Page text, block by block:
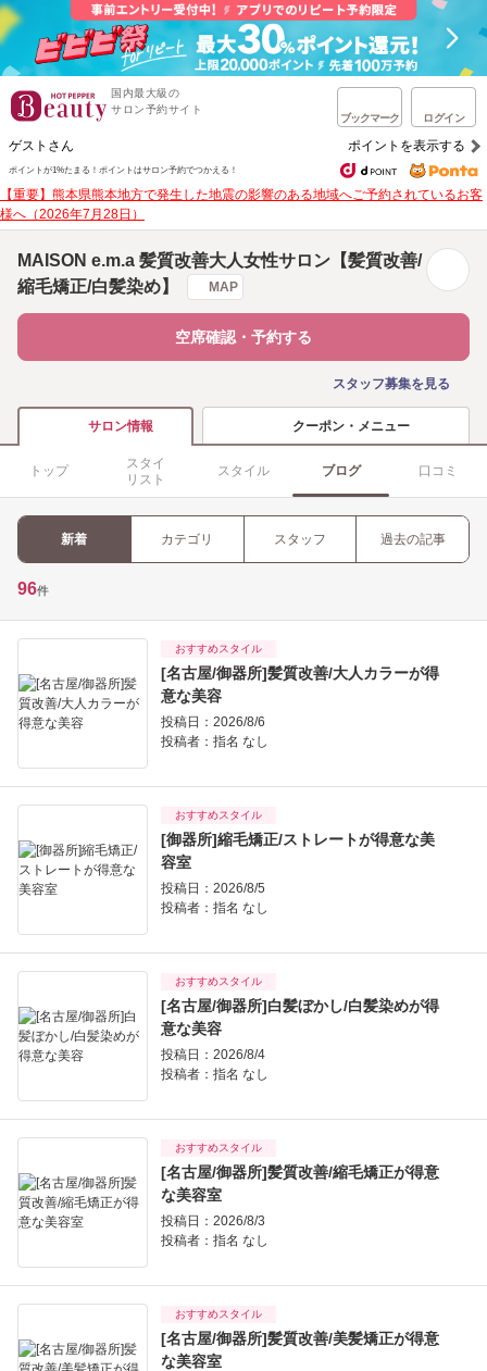
国内最大級の
サロン予約サイト
ブックマーク ログイン
ゲストさん ポイントを表示する
ポイントが1%たまる！ ポイントはサロン予約でつかえる！
【重要】熊本県熊本地方で発生した地震の影響のある地域へご予約されているお客
様へ（2026年7月28日）
MAISON e.m.a 髪質改善大人女性サロン【髪質改善/
縮毛矯正/白髪染め】
MAP
空席確認・予約する
スタッフ募集を見る
サロン情報 クーポン・メニュー
トップ
スタイ
リスト
スタイル ブログ 口コミ
新着 カテゴリ スタッフ 過去の記事
96件
おすすめスタイル
[名古屋/御器所]髪質改善/大人カラーが得
意な美容
投稿日：2026/8/6
投稿者： 指名 なし
おすすめスタイル
[御器所]縮毛矯正/ストレートが得意な美
容室
投稿日：2026/8/5
投稿者： 指名 なし
おすすめスタイル
[名古屋/御器所]白髪ぼかし/白髪染めが得
意な美容
投稿日：2026/8/4
投稿者： 指名 なし
おすすめスタイル
[名古屋/御器所]髪質改善/縮毛矯正が得意
な美容室
投稿日：2026/8/3
投稿者： 指名 なし
おすすめスタイル
[名古屋/御器所]髪質改善/美髪矯正が得意
な美容室